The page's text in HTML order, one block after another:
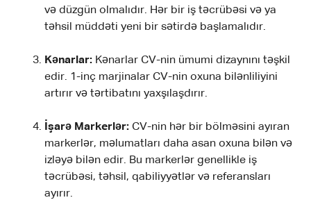
və düzgün olmalıdır. Hər bir iş təcrübəsi və ya
təhsil müddəti yeni bir sətirdə başlamalıdır.
Kənarlar: Kənarlar CV-nin ümumi dizaynını təşkil
edir. 1-inç marjinalar CV-nin oxuna bilənliliyini
artırır və tərtibatını yaxşılaşdırır.
İşarə Markerlər: CV-nin hər bir bölməsini ayıran
markerlər, məlumatları daha asan oxuna bilən və
izləyə bilən edir. Bu markerlər genellikle iş
təcrübəsi, təhsil, qabiliyyətlər və referansları
ayırır.